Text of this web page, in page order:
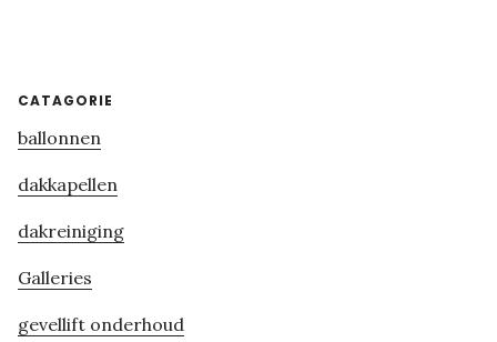
Primary
Sidebar
CATAGORIE
ballonnen
dakkapellen
dakreiniging
Galleries
gevellift onderhoud